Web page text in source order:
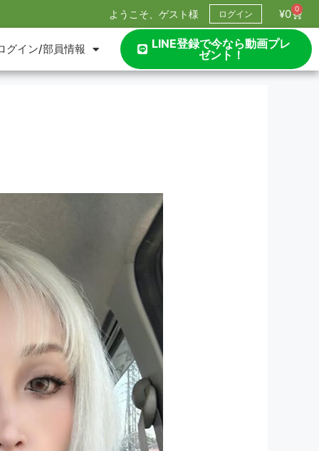
ようこそ、ゲスト様 ログイン ¥0 0
グイン/部員情報
LINE登録で今なら動画プレ
ゼント！